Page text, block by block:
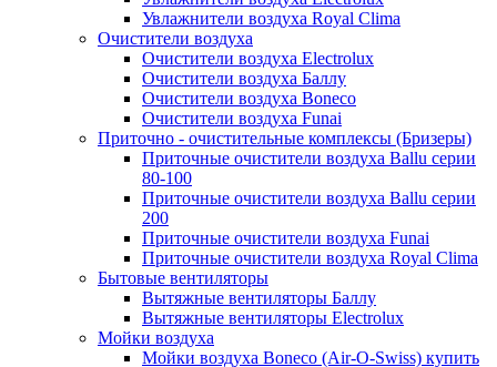
Увлажнители воздуха Royal Clima
Очистители воздуха
Очистители воздуха Electrolux
Очистители воздуха Баллу
Очистители воздуха Boneco
Очистители воздуха Funai
Приточно - очистительные комплексы (Бризеры)
Приточные очистители воздуха Ballu серии
80-100
Приточные очистители воздуха Ballu серии
200
Приточные очистители воздуха Funai
Приточные очистители воздуха Royal Clima
Бытовые вентиляторы
Вытяжные вентиляторы Баллу
Вытяжные вентиляторы Electrolux
Мойки воздуха
Мойки воздуха Boneco (Air-O-Swiss) купить